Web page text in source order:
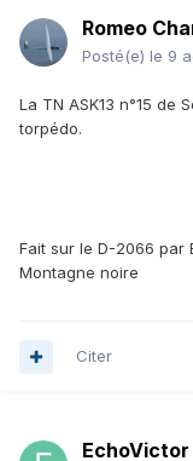
Romeo
Posté(e) le 9
La TN ASK13 n°15
torpédo.
Fait sur le D-2066 par
Montagne noire
Citer
EchoVictor